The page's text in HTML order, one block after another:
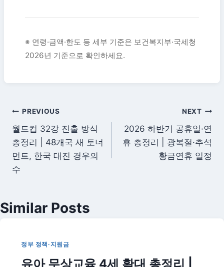
※ 연령·금액·한도 등 세부 기준은 보건복지부·국세청
2026년 기준으로 확인하세요.
글
탐
색
PREVIOUS
월드컵 32강 진출 방식
총정리 | 48개국 새 토너
먼트, 한국 대진 경우의
수
NEXT
2026 하반기 공휴일·연
휴 총정리 | 광복절·추석
황금연휴 일정
Similar Posts
정부 정책·지원금
유아 무상교육 4세 확대 총정리 |